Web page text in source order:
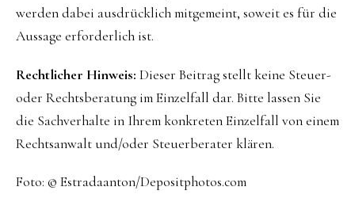
werden dabei ausdrücklich mitgemeint, soweit es für die
Aussage erforderlich ist.
Rechtlicher Hinweis: Dieser Beitrag stellt keine Steuer-
oder Rechtsberatung im Einzelfall dar. Bitte lassen Sie
die Sachverhalte in Ihrem konkreten Einzelfall von einem
Rechtsanwalt und/oder Steuerberater klären.
Foto: © Estradaanton/Depositphotos.com